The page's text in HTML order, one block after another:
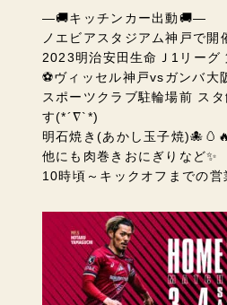
―🚚キッチンカー出動🚚―
ノエビアスタジアム神戸で開
2023明治安田生命Ｊ1リーグ
⚽ヴィッセル神戸vsガンバ大
スポーツクラブ駐輪場前 ス
す(*´∇`*)
明石焼き(あかし玉子焼
他にも肉巻きおにぎりなど✨
10時頃～キックオフまでの